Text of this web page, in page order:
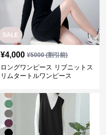
SALE
¥4,000 ¥5000(割引前)
ロングワンピース リブニットス
リムタートルワンピース